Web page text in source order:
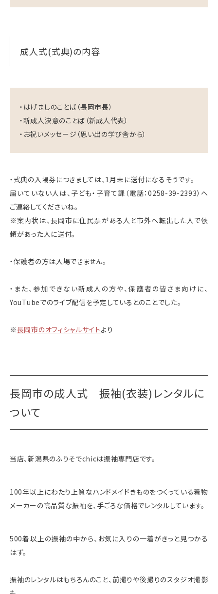
成人式(式典)の内容
・はげましのことば（長岡市長）
・新成人決意のことば（新成人代表）
・お祝いメッセージ（思い出の学び舎から）
・式典の入場券につきましては、1月末に送付になるそうです。
届いていない人は、子ども・子育て課（電話：0258-39-2393）へ
ご連絡してくださいね。
※案内状は、長岡市に住民票がある人と市外へ転出した人で依
頼があった人に送付。
・保護者の方は入場できません。
・また、参加できない新成人の方や、保護者の皆さま向けに、
YouTubeでのライブ配信を予定しているとのことでした。
※長岡市のオフィシャルサイトより
長岡市の成人式 振袖(衣装)レンタルに
ついて
当店、新潟県のふりそでchicは振袖専門店です。
100年以上にわたり上質なハンドメイドきものをつくっている着物
メーカーの高品質な振袖を、手ごろな価格でレンタルしています。
500着以上の振袖の中から、お気に入りの一着がきっと見つかる
はず。
振袖のレンタルはもちろんのこと、前撮りや後撮りのスタジオ撮影